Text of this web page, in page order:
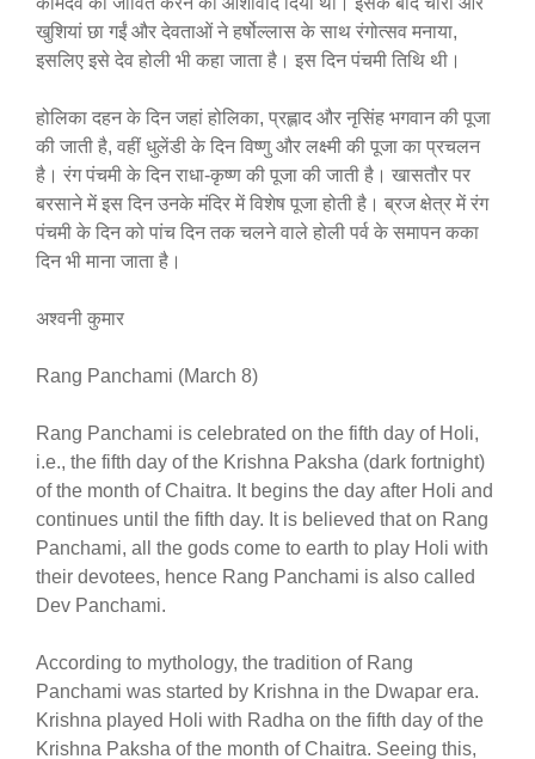
खुशियां छा गईं और देवताओं ने हर्षोल्लास के साथ रंगोत्सव मनाया,
इसलिए इसे देव होली भी कहा जाता है। इस दिन पंचमी तिथि थी।
होलिका दहन के दिन जहां होलिका, प्रह्लाद और नृसिंह भगवान की पूजा
की जाती है, वहीं धुलेंडी के दिन विष्णु और लक्ष्मी की पूजा का प्रचलन
है। रंग पंचमी के दिन राधा-कृष्ण की पूजा की जाती है। खासतौर पर
बरसाने में इस दिन उनके मंदिर में विशेष पूजा होती है। ब्रज क्षेत्र में रंग
पंचमी के दिन को पांच दिन तक चलने वाले होली पर्व के समापन कका
दिन भी माना जाता है।
अश्वनी कुमार
Rang Panchami (March 8)
Rang Panchami is celebrated on the fifth day of Holi,
i.e., the fifth day of the Krishna Paksha (dark fortnight)
of the month of Chaitra. It begins the day after Holi and
continues until the fifth day. It is believed that on Rang
Panchami, all the gods come to earth to play Holi with
their devotees, hence Rang Panchami is also called
Dev Panchami.
According to mythology, the tradition of Rang
Panchami was started by Krishna in the Dwapar era.
Krishna played Holi with Radha on the fifth day of the
Krishna Paksha of the month of Chaitra. Seeing this,